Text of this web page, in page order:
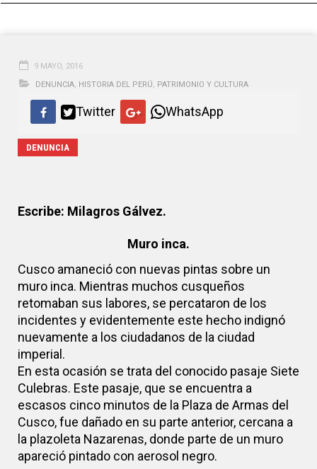
9 MAYO, 2016
DENUNCIA, HISTORIA DEL PERÚ, PATRIMONIO Y CULTURA
Twitter WhatsApp
DENUNCIA
Escribe: Milagros Gálvez.
Muro inca.
Cusco amaneció con nuevas pintas sobre un
muro inca. Mientras muchos cusqueños
retomaban sus labores, se percataron de los
incidentes y evidentemente este hecho indignó
nuevamente a los ciudadanos de la ciudad
imperial.
En esta ocasión se trata del conocido pasaje Siete
Culebras. Este pasaje, que se encuentra a
escasos cinco minutos de la Plaza de Armas del
Cusco, fue dañado en su parte anterior, cercana a
la plazoleta Nazarenas, donde parte de un muro
apareció pintado con aerosol negro.